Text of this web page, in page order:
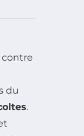
contre
du
.